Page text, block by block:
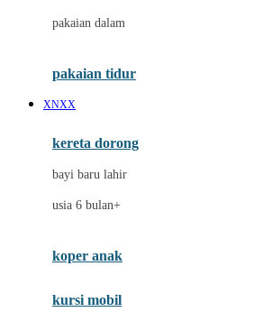
Drew
E
ELC
Ergobaby
Ezyroller
F
pakaian dalam
pakaian tidur
XNXX
kereta dorong
bayi baru lahir
usia 6 bulan+
koper anak
kursi mobil